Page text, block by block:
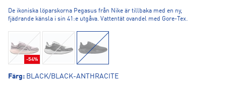
De ikoniska löparskorna Pegasus från Nike är tillbaka med en ny,
fjädrande känsla i sin 41:e utgåva. Vattentät ovandel med Gore-Tex.
-54%
Färg: BLACK/BLACK-ANTHRACITE